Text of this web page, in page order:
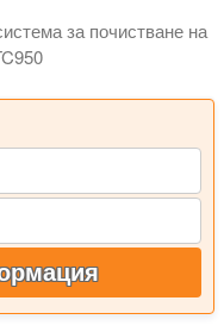
за почистване на